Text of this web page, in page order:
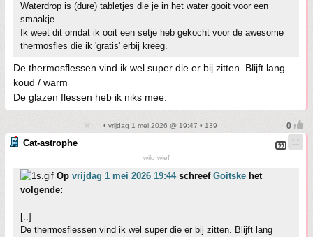
Waterdrop is (dure) tabletjes die je in het water gooit voor een
smaakje.
Ik weet dit omdat ik ooit een setje heb gekocht voor de awesome
thermosfles die ik 'gratis' erbij kreeg.
De thermosflessen vind ik wel super die er bij zitten. Blijft lang
koud / warm
De glazen flessen heb ik niks mee.
• vrijdag 1 mei 2026 @ 19:47 • 139
Cat-astrophe
wild wief
Op vrijdag 1 mei 2026 19:44schreef Goitske het
volgende:
[..]
De thermosflessen vind ik wel super die er bij zitten. Blijft lang